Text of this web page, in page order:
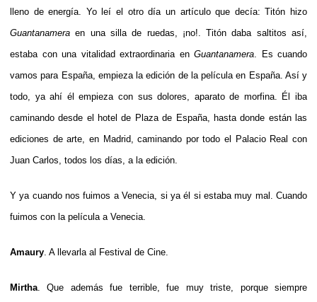
lleno de energía. Yo leí el otro día un artículo que decía: Titón hizo
Guantanamera en una silla de ruedas, ¡no!. Titón daba saltitos así,
estaba con una vitalidad extraordinaria en Guantanamera . Es cuando
vamos para España, empieza la edición de la película en España. Así y
todo, ya ahí él empieza con sus dolores, aparato de morfina. Él iba
caminando desde el hotel de Plaza de España, hasta donde están las
ediciones de arte, en Madrid, caminando por todo el Palacio Real con
Juan Carlos, todos los días, a la edición.
Y ya cuando nos fuimos a Venecia, si ya él si estaba muy mal. Cuando
fuimos con la película a Venecia.
Amaury . A llevarla al Festival de Cine.
Mirtha . Que además fue terrible, fue muy triste, porque siempre